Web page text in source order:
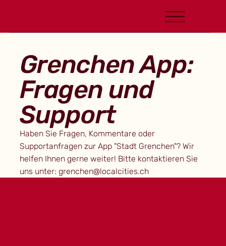
Grenchen App:
Fragen und
Support
Haben Sie Fragen, Kommentare oder
Supportanfragen zur App "Stadt Grenchen"? Wir
helfen Ihnen gerne weiter! Bitte kontaktieren Sie
uns unter: grenchen@localcities.ch